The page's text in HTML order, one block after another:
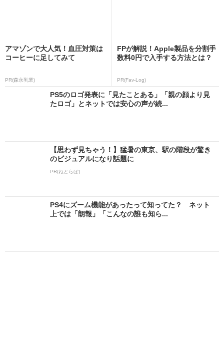
アマゾンで大人気！血圧対策は
コーヒーに足してみて
PR(森永乳業)
FPが解説！Apple製品を分割手
数料0円で入手する方法とは？
PR(Fav-Log)
PS5のロゴ発表に「見たことある」「親の顔より見
たロゴ」とネットでは安心の声が続...
【思わず見ちゃう！】猛暑の東京、駅の階段が驚き
のビジュアルになり話題に
PR(ねとらぼ)
PS4にズーム機能があったって知ってた？ ネット
上では「朗報」「こんなの誰も知ら...